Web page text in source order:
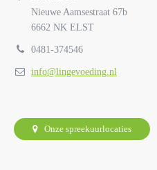
Nieuwe Aamsestraat 67b
6662 NK ELST
0481-374546
info@lingevoeding.nl
Onze spreekuurlocaties